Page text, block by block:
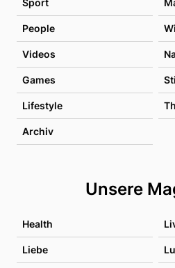
People
Videos
Games
Lifestyle
Archiv
Unsere
Health
Liebe